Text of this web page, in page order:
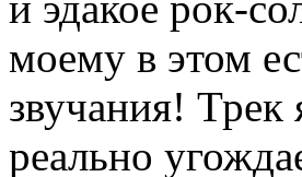
моему в этом
звучания!
реально